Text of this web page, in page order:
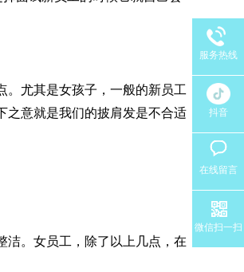
。尤其是女孩子，一般的新员工
之意就是我们的披肩发是不合适
洁。女员工，除了以上几点，在
服务热线
抖音
在线留言
微信扫一扫